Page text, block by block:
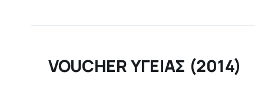
VOUCHER ΥΓΕΙΑΣ (2014)